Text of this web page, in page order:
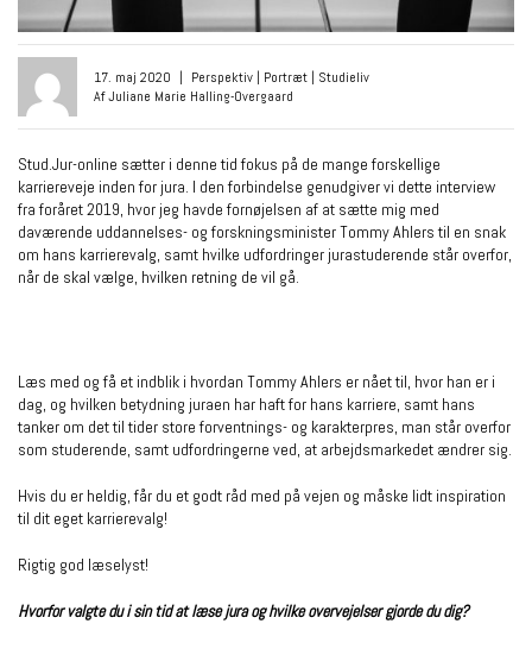
17. maj 2020 | Perspektiv | Portræt | Studieliv
Af Juliane Marie Halling-Overgaard
Stud.Jur-online sætter i denne tid fokus på de mange forskellige
karriereveje inden for jura. I den forbindelse genudgiver vi dette interview
fra foråret 2019, hvor jeg havde fornøjelsen af at sætte mig med
daværende uddannelses- og forskningsminister Tommy Ahlers til en snak
om hans karrierevalg, samt hvilke udfordringer jurastuderende står overfor,
når de skal vælge, hvilken retning de vil gå.
Læs med og få et indblik i hvordan Tommy Ahlers er nået til, hvor han er i
dag, og hvilken betydning juraen har haft for hans karriere, samt hans
tanker om det til tider store forventnings- og karakterpres, man står overfor
som studerende, samt udfordringerne ved, at arbejdsmarkedet ændrer sig.
Hvis du er heldig, får du et godt råd med på vejen og måske lidt inspiration
til dit eget karrierevalg!
Rigtig god læselyst!
Hvorfor valgte du i sin tid at læse jura og hvilke overvejelser gjorde du dig?